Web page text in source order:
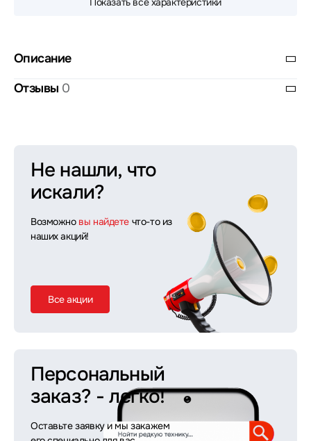
Описание
Отзывы 0
Не нашли, что
искали?
Возможно вы найдете что-то из
наших акций!
Все акции
Персональный
заказ? - легко!
Оставьте заявку и мы закажем